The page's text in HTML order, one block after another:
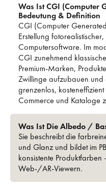
Was Ist CGI (Computer
Bedeutung & Definition
CGI (Computer
Erstellung
Computersoftware. Im
CGI zunehmend
Premium-Marken,
Zwillinge aufzubauen
grenzenlos,
Commerce und Kataloge
Was Ist Die Albedo /
Sie beschreibt die
und Glanz und bildet im
konsistente
Web-/AR-Viewern.